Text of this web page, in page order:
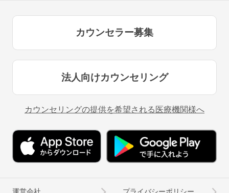
カウンセラー募集
法人向けカウンセリング
カウンセリングの提供を希望される医療機関様へ